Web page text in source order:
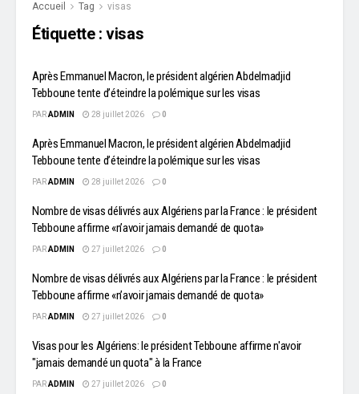
Accueil Tag visas
Étiquette :visas
Après Emmanuel Macron, le président algérien Abdelmadjid
Tebboune tente d’éteindre la polémique sur les visas
PARADMIN 28 juillet 2026 0
Après Emmanuel Macron, le président algérien Abdelmadjid
Tebboune tente d’éteindre la polémique sur les visas
PARADMIN 28 juillet 2026 0
Nombre de visas délivrés aux Algériens par la France : le président
Tebboune affirme «n’avoir jamais demandé de quota»
PARADMIN 27 juillet 2026 0
Nombre de visas délivrés aux Algériens par la France : le président
Tebboune affirme «n’avoir jamais demandé de quota»
PARADMIN 27 juillet 2026 0
Visas pour les Algériens: le président Tebboune affirme n'avoir
"jamais demandé un quota" à la France
PARADMIN 27 juillet 2026 0